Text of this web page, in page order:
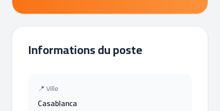
Informations du poste
📍 Ville
Casablanca